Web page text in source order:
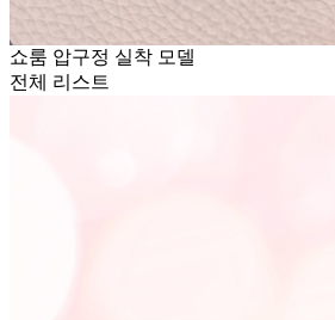
쇼룸 압구정 실착 모델
전체 리스트